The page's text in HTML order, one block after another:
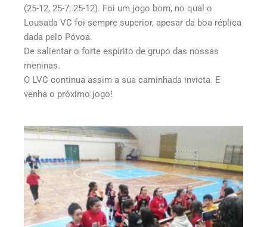
(25-12, 25-7, 25-12). Foi um jogo bom, no qual o
Lousada VC foi sempre superior, apesar da boa réplica
dada pelo Póvoa.
De salientar o forte espírito de grupo das nossas
meninas.
O LVC continua assim a sua caminhada invicta. E
venha o próximo jogo!